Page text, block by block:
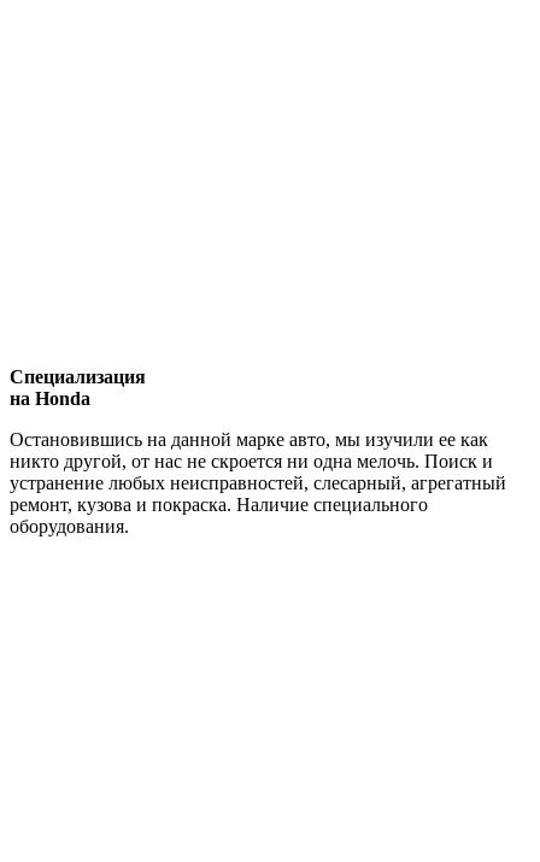
Специализация
на Honda
Остановившись на данной марке авто, мы изучили ее как
никто другой, от нас не скроется ни одна мелочь. Поиск и
устранение любых неисправностей, слесарный, агрегатный
ремонт, кузова и покраска. Наличие специального
оборудования.